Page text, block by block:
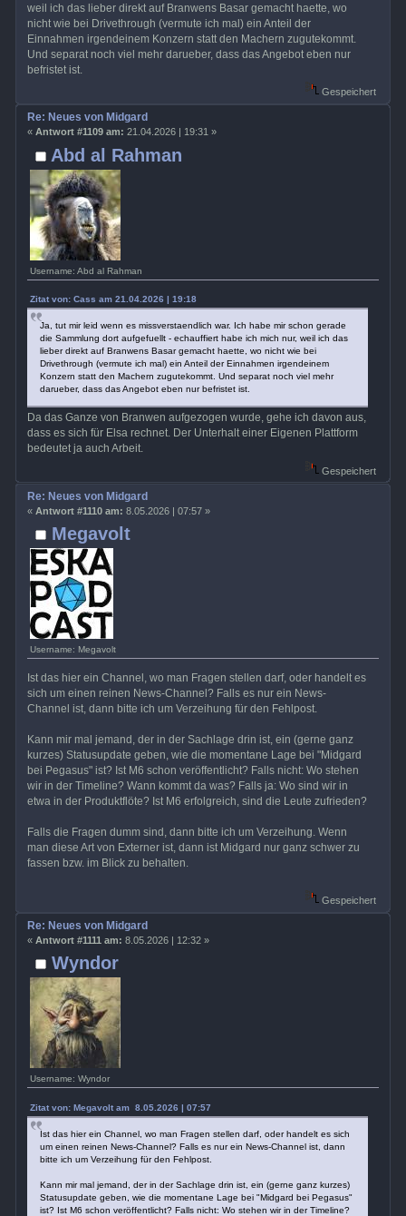
weil ich das lieber direkt auf Branwens Basar gemacht haette, wo
nicht wie bei Drivethrough (vermute ich mal) ein Anteil der
Einnahmen irgendeinem Konzern statt den Machern zugutekommt.
Und separat noch viel mehr darueber, dass das Angebot eben nur
befristet ist.
Gespeichert
Abd al Rahman
Username: Abd al Rahman
Re: Neues von Midgard
« Antwort #1109 am: 21.04.2026 | 19:31 »
Zitat von: Cass am 21.04.2026 | 19:18
Ja, tut mir leid wenn es missverstaendlich war. Ich habe mir schon gerade
die Sammlung dort aufgefuellt - echauffiert habe ich mich nur, weil ich das
lieber direkt auf Branwens Basar gemacht haette, wo nicht wie bei
Drivethrough (vermute ich mal) ein Anteil der Einnahmen irgendeinem
Konzern statt den Machern zugutekommt. Und separat noch viel mehr
darueber, dass das Angebot eben nur befristet ist.
Da das Ganze von Branwen aufgezogen wurde, gehe ich davon aus,
dass es sich für Elsa rechnet. Der Unterhalt einer Eigenen Plattform
bedeutet ja auch Arbeit.
Gespeichert
Megavolt
Username: Megavolt
Re: Neues von Midgard
« Antwort #1110 am: 8.05.2026 | 07:57 »
Ist das hier ein Channel, wo man Fragen stellen darf, oder handelt es
sich um einen reinen News-Channel? Falls es nur ein News-
Channel ist, dann bitte ich um Verzeihung für den Fehlpost.
Kann mir mal jemand, der in der Sachlage drin ist, ein (gerne ganz
kurzes) Statusupdate geben, wie die momentane Lage bei "Midgard
bei Pegasus" ist? Ist M6 schon veröffentlicht? Falls nicht: Wo stehen
wir in der Timeline? Wann kommt da was? Falls ja: Wo sind wir in
etwa in der Produktflöte? Ist M6 erfolgreich, sind die Leute zufrieden?
Falls die Fragen dumm sind, dann bitte ich um Verzeihung. Wenn
man diese Art von Externer ist, dann ist Midgard nur ganz schwer zu
fassen bzw. im Blick zu behalten.
Gespeichert
Wyndor
Username: Wyndor
Re: Neues von Midgard
« Antwort #1111 am: 8.05.2026 | 12:32 »
Zitat von: Megavolt am 8.05.2026 | 07:57
Ist das hier ein Channel, wo man Fragen stellen darf, oder handelt es sich
um einen reinen News-Channel? Falls es nur ein News-Channel ist, dann
bitte ich um Verzeihung für den Fehlpost.
Kann mir mal jemand, der in der Sachlage drin ist, ein (gerne ganz kurzes)
Statusupdate geben, wie die momentane Lage bei "Midgard bei Pegasus"
ist? Ist M6 schon veröffentlicht? Falls nicht: Wo stehen wir in der Timeline?